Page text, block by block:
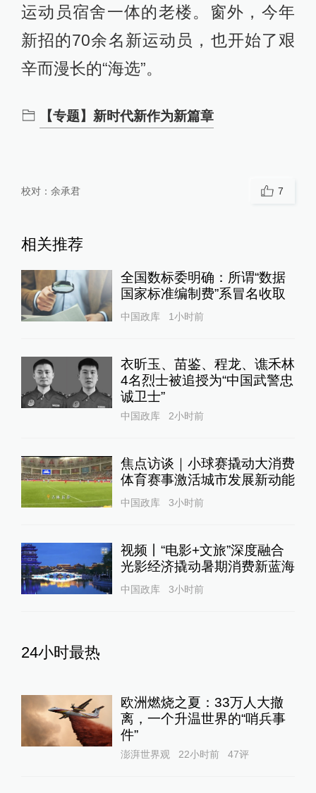
运动员宿舍一体的老楼。窗外，今年
新招的70余名新运动员，也开始了艰
辛而漫长的“海选”。
【专题】新时代新作为新篇章
校对： 余承君 7
相关推荐
全国数标委明确：所谓“数据
国家标准编制费”系冒名收取
中国政库 1小时前
衣昕玉、苗鉴、程龙、谯禾林
4名烈士被追授为“中国武警忠
诚卫士”
中国政库 2小时前
焦点访谈｜小球赛撬动大消费
体育赛事激活城市发展新动能
中国政库 3小时前
视频丨“电影+文旅”深度融合
光影经济撬动暑期消费新蓝海
中国政库 3小时前
24小时最热
欧洲燃烧之夏：33万人大撤
离，一个升温世界的“哨兵事
件”
澎湃世界观 22小时前 47评